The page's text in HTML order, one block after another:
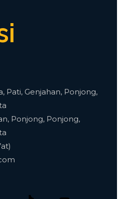
Pati, Genjahan, Ponjong,
Ponjong, Ponjong,